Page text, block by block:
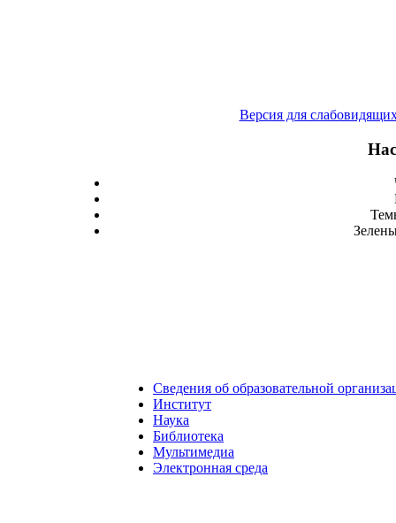
Версия для
Сведения об образовательной
Институт
Наука
Библиотека
Мультимедиа
Электронная среда